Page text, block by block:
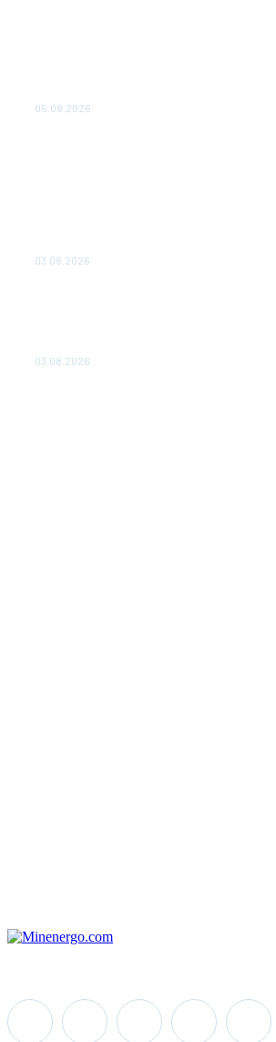
05.08.2026
03.08.2026
03.08.2026